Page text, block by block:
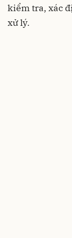
kiểm tra, xác
xử lý.